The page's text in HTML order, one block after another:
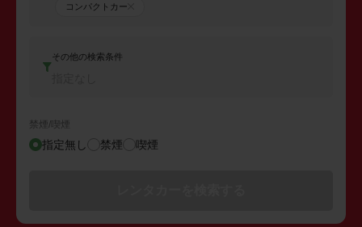
コンパクトカー
その他の検索条件
禁煙/喫煙
指定無し 禁煙 喫煙